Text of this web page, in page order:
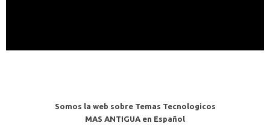
Somos la web sobre Temas Tecnologicos
MAS ANTIGUA en Español